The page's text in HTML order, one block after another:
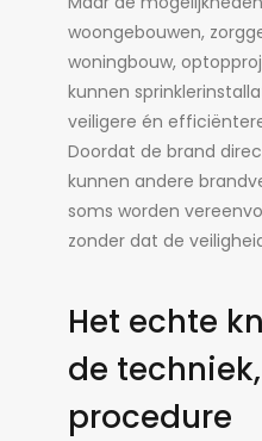
woongebouwen,
woningbouw,
kunnen
veiligere én
Doordat de brand
kunnen andere
soms worden
zonder dat de
Het echte
de
procedure